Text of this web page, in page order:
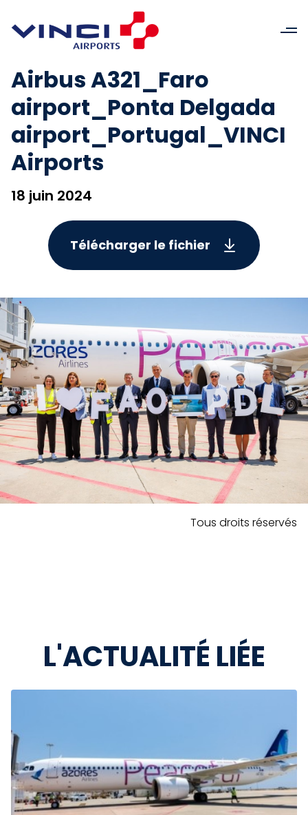
Airbus A321_Faro
airport_Ponta Delgada
airport_Portugal_VINCI
Airports
18 juin 2024
Télécharger le fichier
Tous droits réservés
L'ACTUALITÉ LIÉE